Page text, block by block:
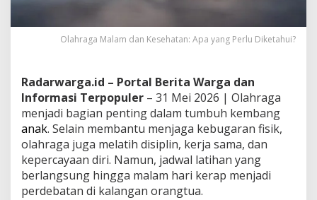
Olahraga Malam dan Kesehatan: Apa yang Perlu Diketahui?
Radarwarga.id – Portal Berita Warga dan
Informasi Terpopuler – 31 Mei 2026 | Olahraga
menjadi bagian penting dalam tumbuh kembang
anak. Selain membantu menjaga kebugaran fisik,
olahraga juga melatih disiplin, kerja sama, dan
kepercayaan diri. Namun, jadwal latihan yang
berlangsung hingga malam hari kerap menjadi
perdebatan di kalangan orangtua.